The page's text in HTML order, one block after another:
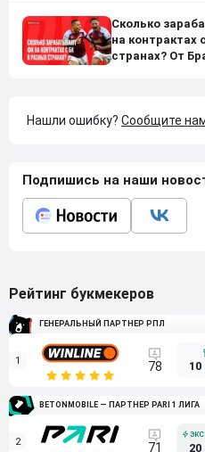
Сколько
на контрактах
странах? От
Нашли ошибку? Сообщите
Подпишись на наши
Рейтинг букмекеров
ГЕНЕРАЛЬНЫЙ ПАРТНЕР РПЛ
1 78 10
BETONMOBILE — ПАРТНЕР PARI 1 ЛИГА
2 71 20